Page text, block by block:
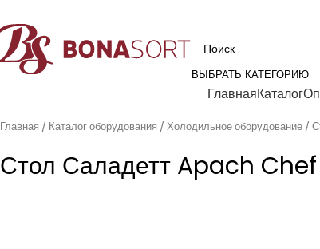
ВЫБРАТЬ КАТЕГОРИЮ
ГлавнаяКаталог
Главная Каталог оборудования Холодильное оборудование
Стол Саладетт Apach Chef